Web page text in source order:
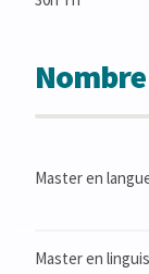
Master en
Master en